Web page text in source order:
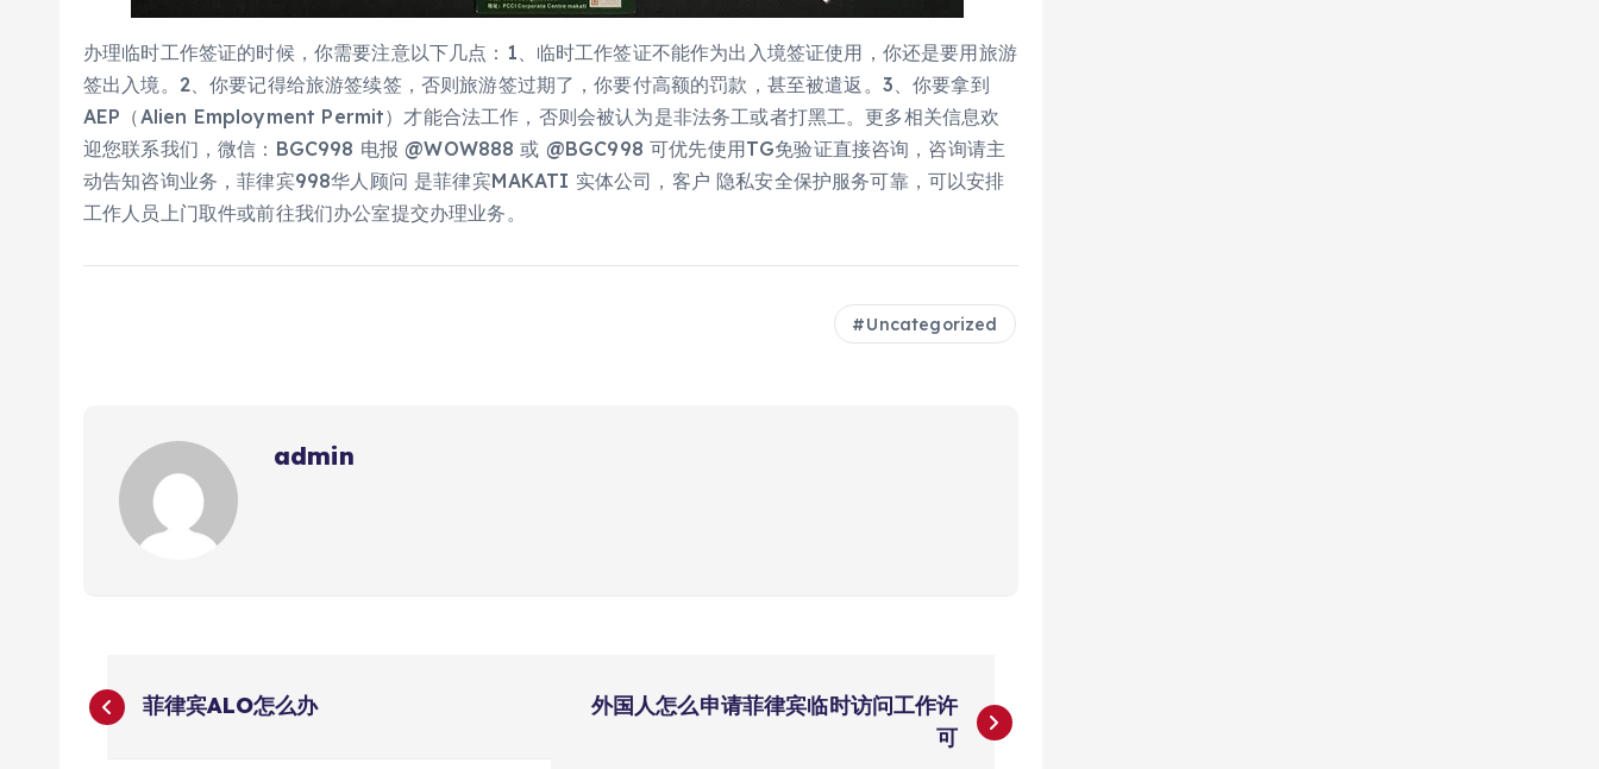
办理临时工作签证的时候，你需要注意以下几点：1、临时工作签证不能作为出入境签证使用，你还是要用旅游
签出入境。2、你要记得给旅游签续签，否则旅游签过期了，你要付高额的罚款，甚至被遣返。3、你要拿到
AEP（Alien Employment Permit）才能合法工作，否则会被认为是非法务工或者打黑工。更多相关信息欢
迎您联系我们，微信：BGC998 电​报 @WOW888 或 @BGC998 可优先使用TG免验证直接咨询，咨询请主
动​告知咨询业务，菲律宾998华人顾问 是菲律宾MAKATI 实体公司，客户 隐私安全保护服务可靠，可以安排
工作人员上门取件或前往我们办公室提交办理业务。
Uncategorized
admin
文
菲律宾ALO怎么办
外国人怎么申请菲律宾临时访问工作许
可